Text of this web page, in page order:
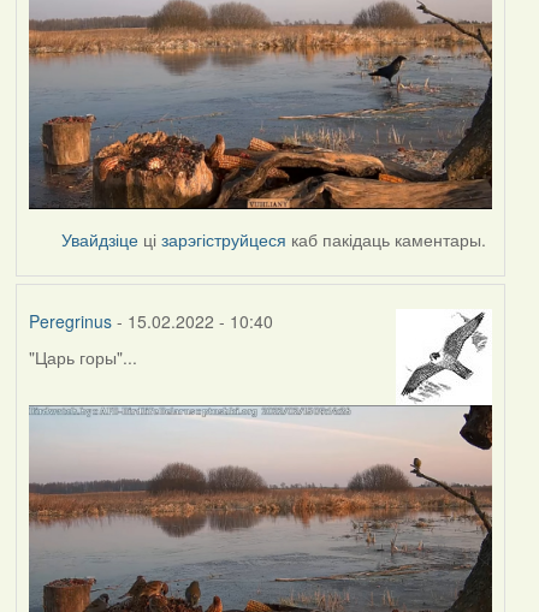
Увайдзіце цізарэгіструйцеся каб пакідаць каментары.
Peregrinus- 15.02.2022 - 10:40
"Царь горы"...